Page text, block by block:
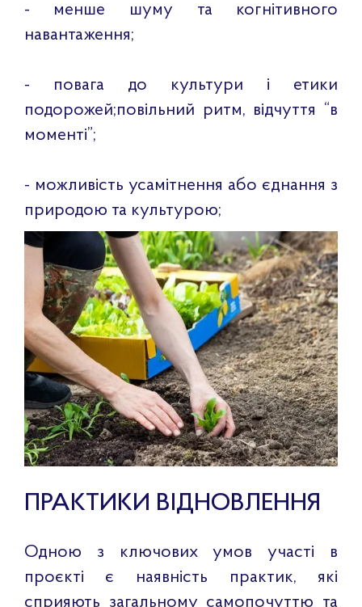
- менше шуму та когнітивного
навантаження;
- повага до культури і етики
подорожей;повільний ритм, відчуття “в
моменті”;
- можливість усамітнення або єднання з
природою та культурою;
ПРАКТИКИ ВІДНОВЛЕННЯ
Одною з ключових умов участі в
проєкті є наявність практик, які
сприяють загальному самопочуттю та